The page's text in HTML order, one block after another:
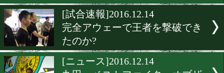
[メキシコ情報]2016.12.20
フエンテス「問題なく勝て